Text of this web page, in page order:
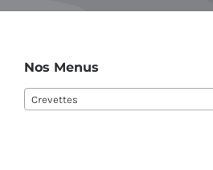
Nos Menus
Crevettes